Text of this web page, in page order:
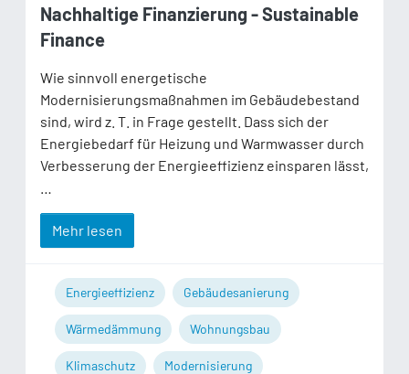
Nachhaltige Finanzierung - Sustainable
Finance
Wie sinnvoll energetische
Modernisierungsmaßnahmen im Gebäudebestand
sind, wird z. T. in Frage gestellt. Dass sich der
Energiebedarf für Heizung und Warmwasser durch
Verbesserung der Energieeffizienz einsparen lässt,
Mehr lesen
Energieeffizienz Gebäudesanierung
Wärmedämmung Wohnungsbau
Klimaschutz Modernisierung